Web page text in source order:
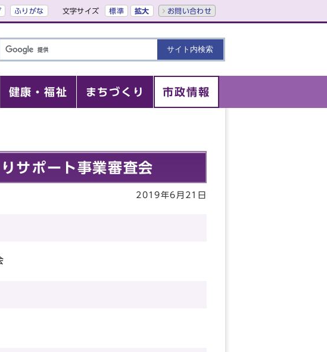
ふりがな 文字サイズ 標準 拡大 お問い合わせ
健康・福祉 まちづくり 市政情報
サポート事業審査会
2019年6月21日